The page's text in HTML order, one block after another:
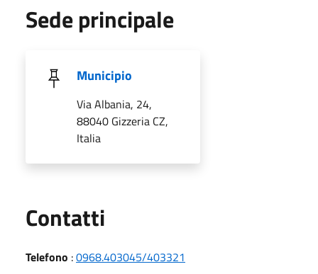
Sede principale
Municipio
Via Albania, 24,
88040 Gizzeria CZ,
Italia
Contatti
Telefono :0968.403045/403321